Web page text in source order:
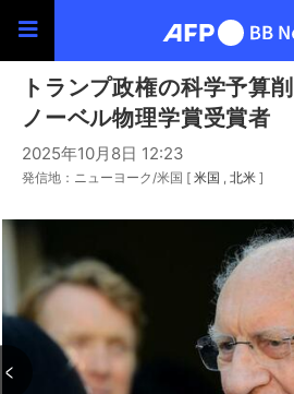
トランプ政権の科学予算
ノーベル物理学賞受賞者
2025年10月8日 12:23
発信地：ニューヨーク/米国 [ 米国 北米 ]